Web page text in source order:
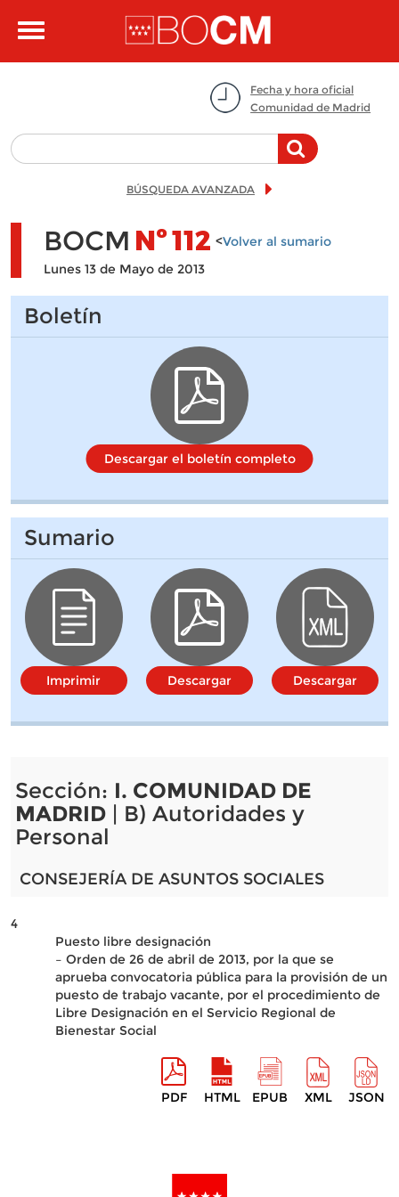
Toggle
Fecha y hora oficial
Comunidad de Madrid
BÚSQUEDA AVANZADA
BOCM Nº112 <Volver al sumario
Lunes 13 de Mayo de 2013
Boletín
Descargar el boletín completo
Sumario
Imprimir Descargar Descargar
Sección: I. COMUNIDAD DE
MADRID| B) Autoridades y
Personal
CONSEJERÍA DE ASUNTOS SOCIALES
4
Puesto libre designación
– Orden de 26 de abril de 2013, por la que se
aprueba convocatoria pública para la provisión de un
puesto de trabajo vacante, por el procedimiento de
Libre Designación en el Servicio Regional de
Bienestar Social
PDF HTML EPUB XML JSON